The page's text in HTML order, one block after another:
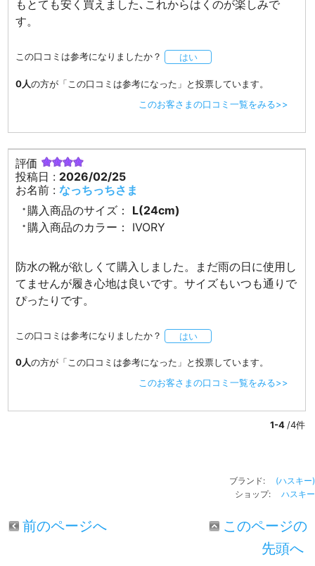
もとても安く買えました､これからはくのが楽しみで
す。
この口コミは参考になりましたか？ はい
0人の方が「この口コミは参考になった」と投票しています。
このお客さまの口コミ一覧をみる>>
評価
投稿日 : 2026/02/25
お名前 :なっちっちさま
購入商品のサイズ：
L(24cm)
購入商品のカラー：
IVORY
防水の靴が欲しくて購入しました。まだ雨の日に使用し
てませんが履き心地は良いです。サイズもいつも通りで
ぴったりです。
この口コミは参考になりましたか？ はい
0人の方が「この口コミは参考になった」と投票しています。
このお客さまの口コミ一覧をみる>>
1-4 /4件
ブランド: (ハスキー)
ショップ: ハスキー
前のページへ
このページの
先頭へ